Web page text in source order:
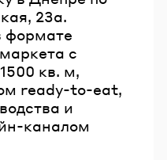
23а.
формате
с
кв. м,
ready-to-eat,
и
каналом